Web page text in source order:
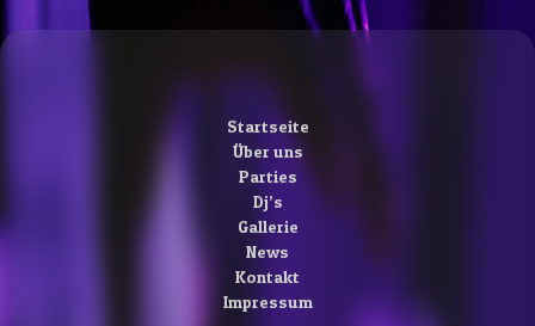
Startseite
Über uns
Parties
Dj’s
Gallerie
News
Kontakt
Impressum